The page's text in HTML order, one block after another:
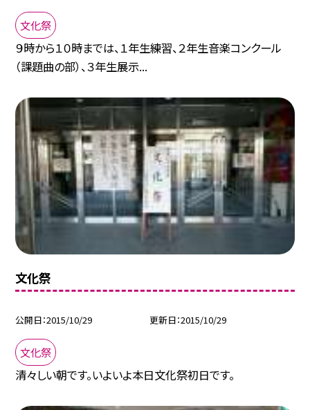
文化祭
９時から１０時までは、１年生練習、２年生音楽コンクール
（課題曲の部）、３年生展示...
文化祭
公開日 2015/10/29 更新日 2015/10/29
文化祭
清々しい朝です。いよいよ本日文化祭初日です。